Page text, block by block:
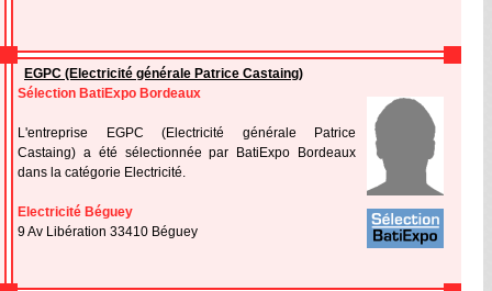
EGPC (Electricité générale Patrice Castaing)
Sélection BatiExpo Bordeaux
L'entreprise EGPC (Electricité générale Patrice
Castaing) a été sélectionnée par BatiExpo Bordeaux
dans la catégorie Electricité.
Electricité Béguey
9 Av Libération 33410 Béguey